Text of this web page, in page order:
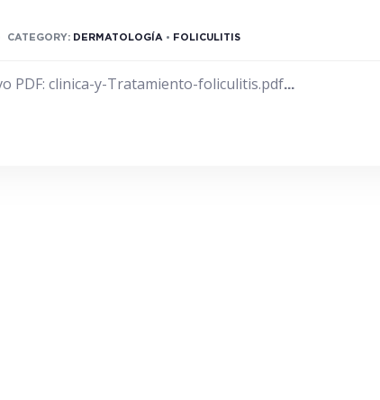
CATEGORY: DERMATOLOGÍA • FOLICULITIS
PDF: clinica-y-Tratamiento-foliculitis.pdf...